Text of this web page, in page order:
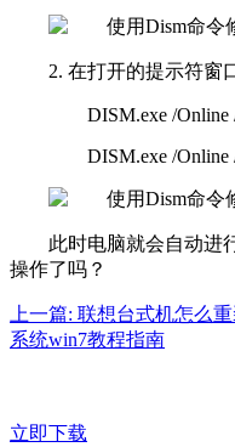
2. 在打开的提示符窗
DISM.exe /Online /
DISM.exe /Online /
此时电脑就会自动进
操作了吗？
上一篇: 联想台式机怎么
系统win7教程指南
立即下载